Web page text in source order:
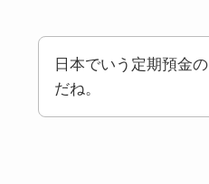
日本でいう定期預金
だね。